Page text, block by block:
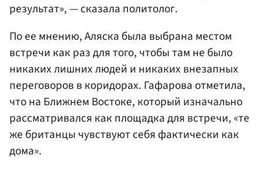
результат», — сказала политолог.
По ее мнению, Аляска была выбрана местом
встречи как раз для того, чтобы там не было
никаких лишних людей и никаких внезапных
переговоров в коридорах. Гафарова отметила,
что на Ближнем Востоке, который изначально
рассматривался как площадка для встречи, «те
же британцы чувствуют себя фактически как
дома».